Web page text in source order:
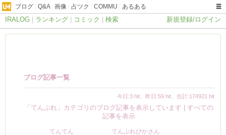
ブログ Q&A| 画像 占ツク COMMU あるある
IRALOG ランキング コミック 検索 新規登録/ログイン
ブログ記事一覧
今日:3 hit、昨日:59 hit、合計:174921 hit
「てんぷれ」カテゴリのブログ記事を表示しています |すべての
記事を表示
てんてん てんぷれぴかさん